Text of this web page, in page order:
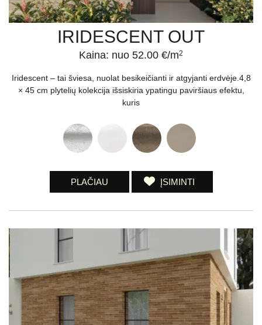
IRIDESCENT OUT
Kaina: nuo 52.00 €/m2
Iridescent – tai šviesa, nuolat besikeičianti ir atgyjanti erdvėje.4,8
× 45 cm plytelių kolekcija išsiskiria ypatingu paviršiaus efektu,
kuris
PLAČIAU ĮSIMINTI